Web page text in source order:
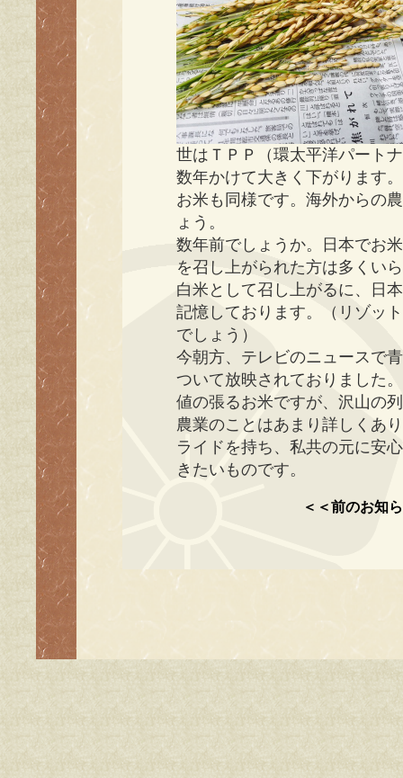
世はＴＰＰ（環太平洋パート
数年かけて大きく下がります。
お米も同様です。海外からの
ょう。
数年前でしょうか。日本でお
を召し上がられた方は多くい
白米として召し上がるに、日
記憶しております。（リゾッ
でしょう）
今朝方、テレビのニュースで
ついて放映されておりました。
値の張るお米ですが、沢山の
農業のことはあまり詳しくあ
ライドを持ち、私共の元に安
きたいものです。
＜＜前のお知